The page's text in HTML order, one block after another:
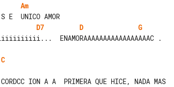
Am
D7 D
G
ENAMORAAAAAAAAAAAAAAAAAC .
C
ION A A  PRIMERA QUE HICE, NADA MAS